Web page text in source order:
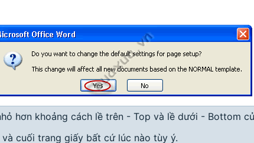
hơn khoảng cách lề trên - Top và lề dưới - Bottom
cuối trang giấy bất cứ lúc nào tùy ý.